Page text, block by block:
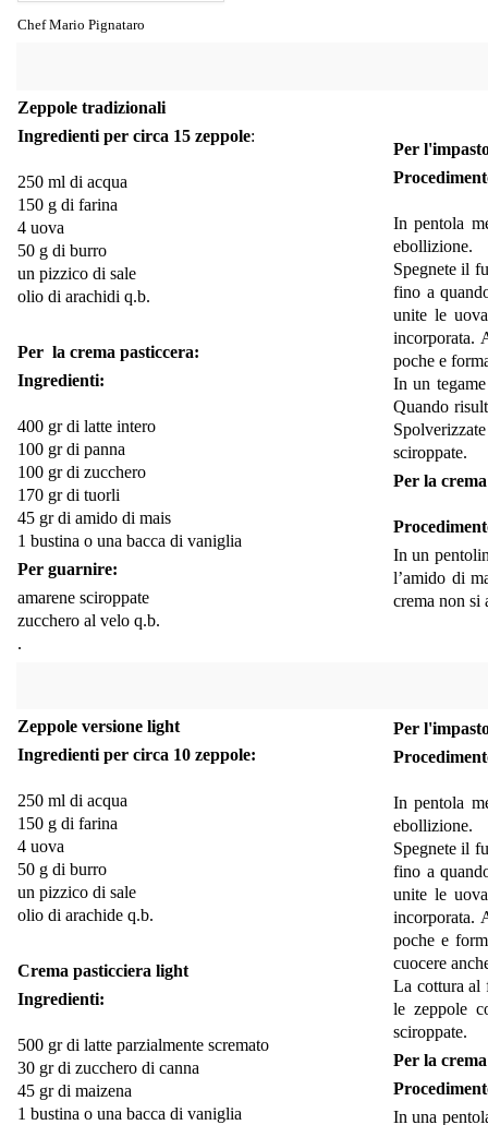
Chef Mario Pignataro
Zeppole tradizionali
Ingredienti per circa 15 zeppole:
250 ml di acqua
150 g di farina
4 uova
50 g di burro
un pizzico di sale
olio di arachidi q.b.
Per la crema pasticcera:
Ingredienti:
400 gr di latte intero
100 gr di panna
100 gr di zucchero
170 gr di tuorli
45 gr di amido di mais
1 bustina o una bacca di vaniglia
Per guarnire:
amarene sciroppate
zucchero al velo q.b.
.
Per
In pentola
ebollizione.
Spegnete il
fino a
unite le
incorporata.
poche e
In un
Quando
sciroppate.
Per la
In un
l’amido di
crema non si
Zeppole versione light
Ingredienti per circa 10 zeppole:
250 ml di acqua
150 g di farina
4 uova
50 g di burro
un pizzico di sale
olio di arachide q.b.
Crema pasticciera light
Ingredienti:
500 gr di latte parzialmente scremato
30 gr di zucchero di canna
45 gr di maizena
1 bustina o una bacca di vaniglia
Per
In pentola
ebollizione.
Spegnete il
fino a
unite le
incorporata.
poche e
cuocere
La cottura al
le zeppole
sciroppate.
Per la
In una